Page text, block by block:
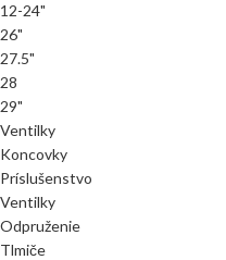
12-24"
26"
27.5"
28
29"
Ventilky
Koncovky
Príslušenstvo
Ventilky
Odpruženie
Tlmiče